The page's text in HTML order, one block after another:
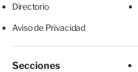
Directorio
Aviso de Privacidad
Secciones